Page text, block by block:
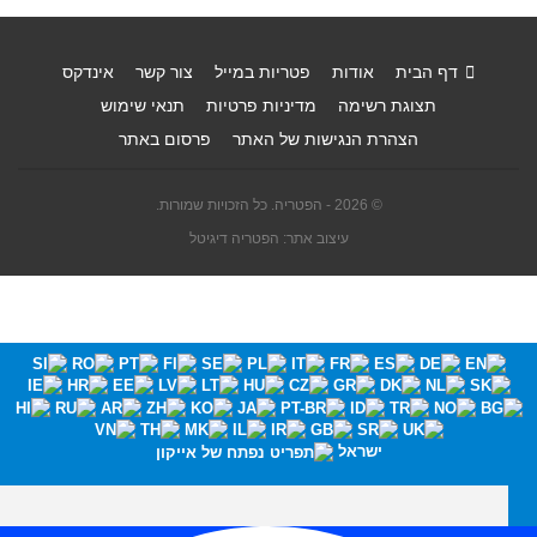
דף הבית אודות פטריות במייל צור קשר
אינדקס
תצוגת רשימה
מדיניות פרטיות
תנאי שימוש
הצהרת הנגישות של האתר
פרסום באתר
© 2026 - הפטריה. כל הזכויות שמורות.
עיצוב אתר: הפטריה דיגיטל
ישראל